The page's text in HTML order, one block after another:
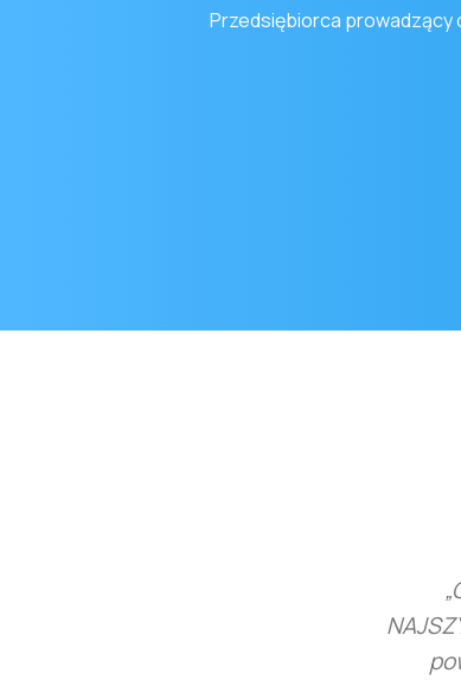
Przedsiębiorca prowadzący
„Oszczędzaj
NAJSZYBSZYCH i
powinny się